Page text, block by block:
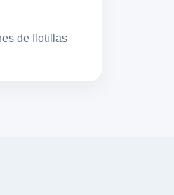
de flotillas